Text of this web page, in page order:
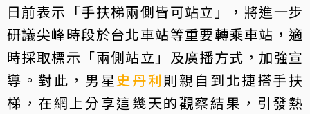
日前表示「手扶梯兩側皆可站立」，將進一步
研議尖峰時段於台北車站等重要轉乘車站，適
時採取標示「兩側站立」及廣播方式，加強宣
導。對此，男星 史丹利 則親自到北捷搭手扶
梯，在網上分享這幾天的觀察結果，引發熱